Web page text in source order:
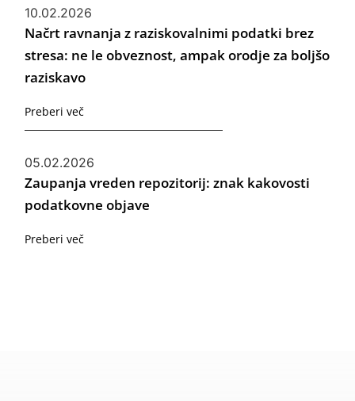
10.02.2026
Načrt ravnanja z raziskovalnimi podatki brez
stresa: ne le obveznost, ampak orodje za boljšo
raziskavo
Preberi več
05.02.2026
Zaupanja vreden repozitorij: znak kakovosti
podatkovne objave
Preberi več